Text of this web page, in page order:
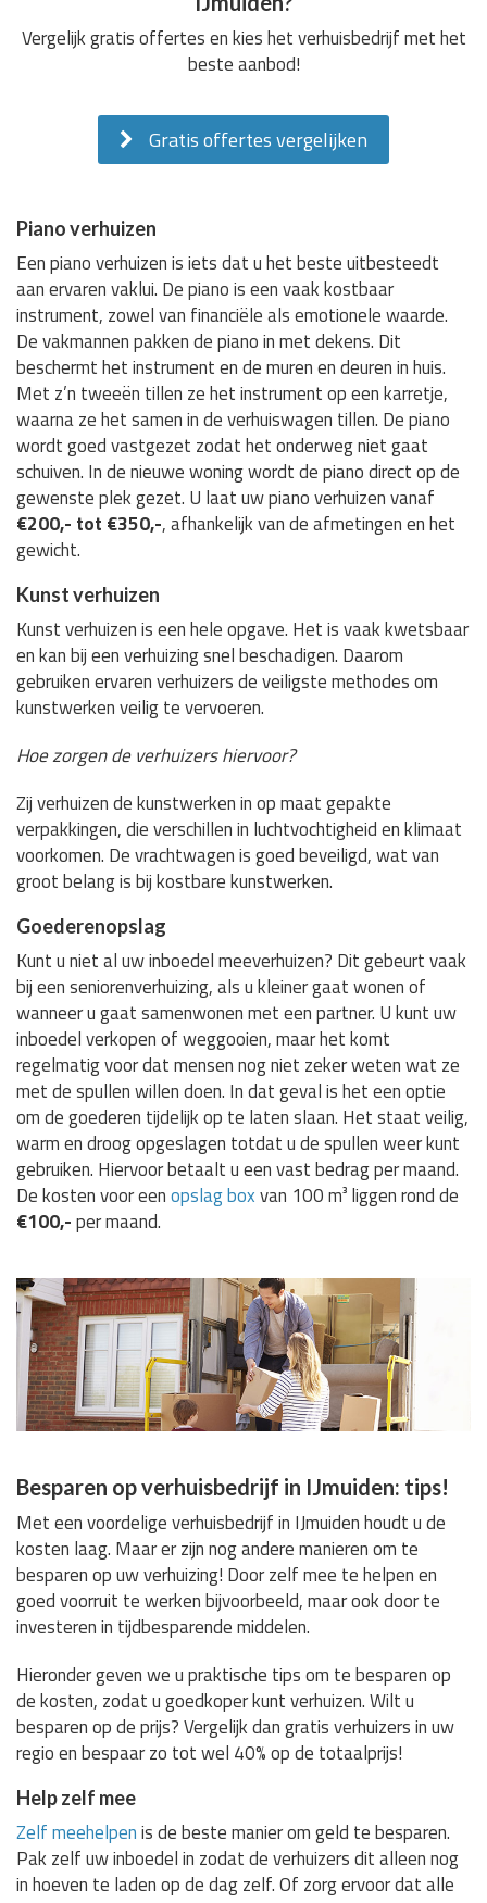
Vergelijk gratis offertes en kies het verhuisbedrijf met het
beste aanbod!
Gratis offertes vergelijken
Piano verhuizen
Een piano verhuizen is iets dat u het beste uitbesteedt
aan ervaren vaklui. De piano is een vaak kostbaar
instrument, zowel van financiële als emotionele waarde.
De vakmannen pakken de piano in met dekens. Dit
beschermt het instrument en de muren en deuren in huis.
Met z’n tweeën tillen ze het instrument op een karretje,
waarna ze het samen in de verhuiswagen tillen. De piano
wordt goed vastgezet zodat het onderweg niet gaat
schuiven. In de nieuwe woning wordt de piano direct op de
gewenste plek gezet. U laat uw piano verhuizen vanaf
€200,- tot €350,-, afhankelijk van de afmetingen en het
gewicht.
Kunst verhuizen
Kunst verhuizen is een hele opgave. Het is vaak kwetsbaar
en kan bij een verhuizing snel beschadigen. Daarom
gebruiken ervaren verhuizers de veiligste methodes om
kunstwerken veilig te vervoeren.
Hoe zorgen de verhuizers hiervoor?
Zij verhuizen de kunstwerken in op maat gepakte
verpakkingen, die verschillen in luchtvochtigheid en klimaat
voorkomen. De vrachtwagen is goed beveiligd, wat van
groot belang is bij kostbare kunstwerken.
Goederenopslag
Kunt u niet al uw inboedel meeverhuizen? Dit gebeurt vaak
bij een seniorenverhuizing, als u kleiner gaat wonen of
wanneer u gaat samenwonen met een partner. U kunt uw
inboedel verkopen of weggooien, maar het komt
regelmatig voor dat mensen nog niet zeker weten wat ze
met de spullen willen doen. In dat geval is het een optie
om de goederen tijdelijk op te laten slaan. Het staat veilig,
warm en droog opgeslagen totdat u de spullen weer kunt
gebruiken. Hiervoor betaalt u een vast bedrag per maand.
De kosten voor eenopslag boxvan 100 m³ liggen rond de
€100,-per maand.
Besparen op verhuisbedrijf in IJmuiden: tips!
Met een voordelige verhuisbedrijf in IJmuiden houdt u de
kosten laag. Maar er zijn nog andere manieren om te
besparen op uw verhuizing! Door zelf mee te helpen en
goed voorruit te werken bijvoorbeeld, maar ook door te
investeren in tijdbesparende middelen.
Hieronder geven we u praktische tips om te besparen op
de kosten, zodat u goedkoper kunt verhuizen. Wilt u
besparen op de prijs? Vergelijk dan gratis verhuizers in uw
regio en bespaar zo tot wel 40% op de totaalprijs!
Help zelf mee
Zelf meehelpenis de beste manier om geld te besparen.
Pak zelf uw inboedel in zodat de verhuizers dit alleen nog
in hoeven te laden op de dag zelf. Of zorg ervoor dat alle